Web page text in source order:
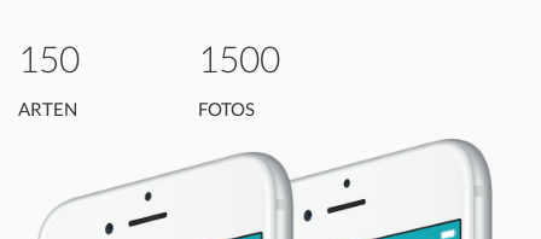
150
ARTEN
1500
FOTOS